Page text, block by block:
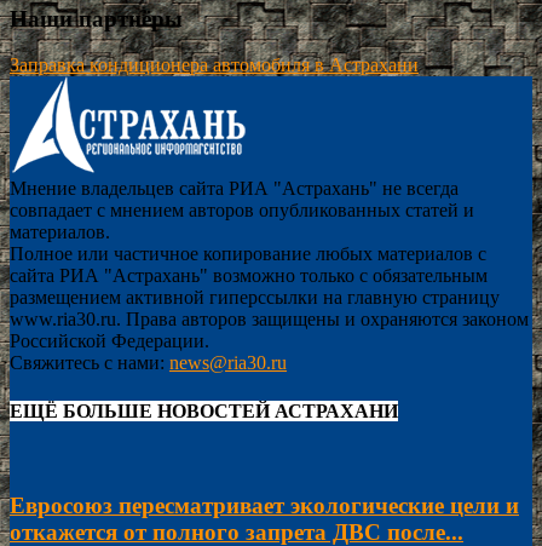
Наши партнёры
Заправка кондиционера автомобиля в Астрахани
Мнение владельцев сайта РИА "Астрахань" не всегда
совпадает с мнением авторов опубликованных статей и
материалов.
Полное или частичное копирование любых материалов с
сайта РИА "Астрахань" возможно только с обязательным
размещением активной гиперссылки на главную страницу
www.ria30.ru. Права авторов защищены и охраняются законом
Российской Федерации.
Свяжитесь с нами: news@ria30.ru
ЕЩЁ БОЛЬШЕ НОВОСТЕЙ АСТРАХАНИ
Евросоюз пересматривает экологические цели и
откажется от полного запрета ДВС после...